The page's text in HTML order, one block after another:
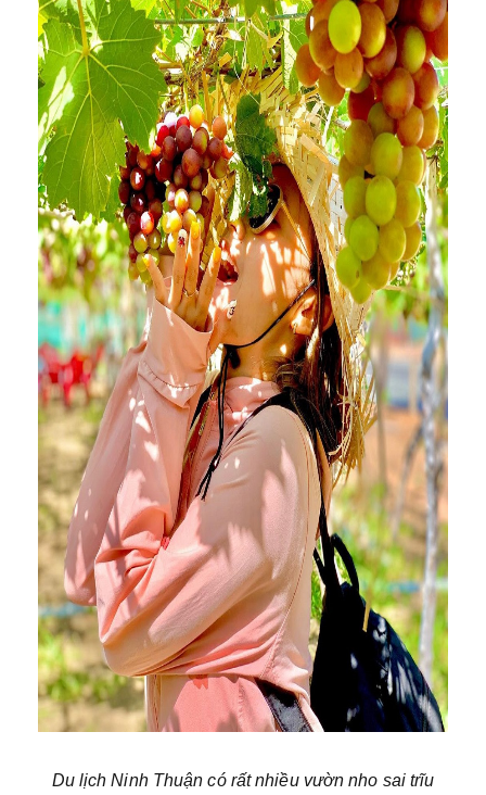
Du lịch Ninh Thuận có rất nhiều vườn nho sai trĩu